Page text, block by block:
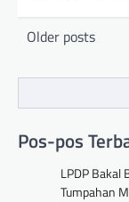
Posts
Older posts
Pos-pos
LPDP Bakal
Tumpahan